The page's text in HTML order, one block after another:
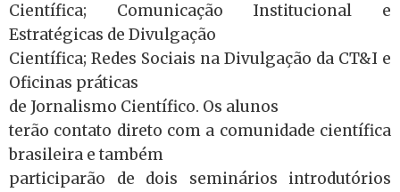
Científica; Comunicação Institucional e
Estratégicas de Divulgação
Científica; Redes Sociais na Divulgação da CT&I e
Oficinas práticas
de Jornalismo Científico. Os alunos
terão contato direto com a comunidade científica
brasileira e também
participarão de dois seminários introdutórios